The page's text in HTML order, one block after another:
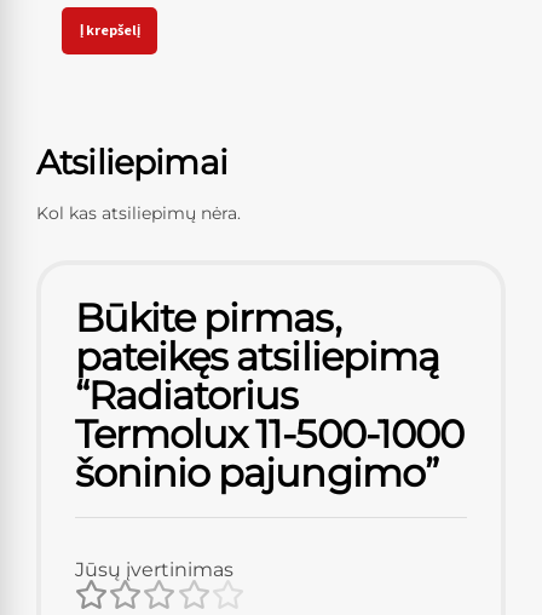
Į krepšelį
Atsiliepimai
Kol kas atsiliepimų nėra.
Būkite pirmas,
pateikęs atsiliepimą
“Radiatorius
Termolux 11-500-1000
šoninio pajungimo”
Jūsų įvertinimas